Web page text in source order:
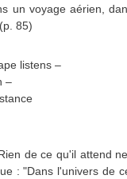
un voyage aérien,
85)
listens –
–
de ce qu'il attend
: "Dans l'univers de